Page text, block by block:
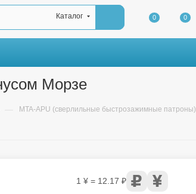
Каталог 0 0
Морзе
— MTA-APU (сверлильные быстрозажимные патроны)
1 ¥ = 12.17 ₽